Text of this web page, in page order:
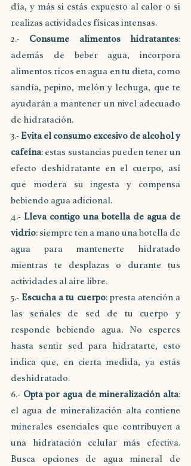
día, y más si estás expuesto al calor o si
realizas actividades físicas intensas.
2.- Consume alimentos hidratantes:
además de beber agua, incorpora
alimentos ricos en agua en tu dieta, como
sandía, pepino, melón y lechuga, que te
ayudarán a mantener un nivel adecuado
de hidratación.
3.- Evita el consumo excesivo de alcohol y
cafeína: estas sustancias pueden tener un
efecto deshidratante en el cuerpo, así
que modera su ingesta y compensa
bebiendo agua adicional.
4.- Lleva contigo una botella de agua de
vidrio: siempre ten a mano una botella de
agua para mantenerte hidratado
mientras te desplazas o durante tus
actividades al aire libre.
5.- Escucha a tu cuerpo: presta atención a
las señales de sed de tu cuerpo y
responde bebiendo agua. No esperes
hasta sentir sed para hidratarte, esto
indica que, en cierta medida, ya estás
deshidratado.
6.- Opta por agua de mineralización alta:
el agua de mineralización alta contiene
minerales esenciales que contribuyen a
una hidratación celular más efectiva.
Busca opciones de agua mineral de